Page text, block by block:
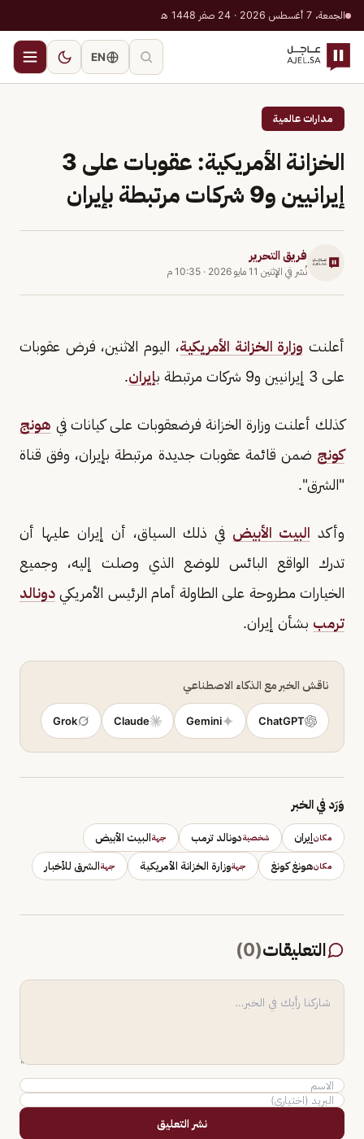
الجمعة، 7 أغسطس 2026 · 24 صفر 1448 هـ
EN
مدارات عالمية
الخزانة الأمريكية: عقوبات على 3
إيرانيين و9 شركات مرتبطة بإيران
فريق التحرير
نُشر في الإثنين 11 مايو 2026 · 10:35 م
أعلنت وزارة الخزانة الأمريكية، اليوم الاثنين، فرض عقوبات
على 3 إيرانيين و9 شركات مرتبطة ب
إيران.
كذلك أعلنت وزارة الخزانة فرضعقوبات على كيانات في هونج
كونج ضمن قائمة عقوبات جديدة مرتبطة بإيران، وفق قناة
"الشرق".
وأكد البيت الأبيض في ذلك السياق، أن إيران عليها أن
تدرك الواقع البائس للوضع الذي وصلت إليه، وجميع
الخيارات مطروحة على الطاولة أمام الرئيس الأمريكي دونالد
ترمب بشأن إيران.
ناقش الخبر مع الذكاء الاصطناعي
ChatGPT
Gemini
Claude
Grok
وَرَد في الخبر
مكانإيران شخصيةدونالد ترمب جهةالبيت الأبيض
مكانهونغ كونغ جهةوزارة الخزانة الأمريكية جهةالشرق للأخبار
التعليقات(
0
)
نشر التعليق